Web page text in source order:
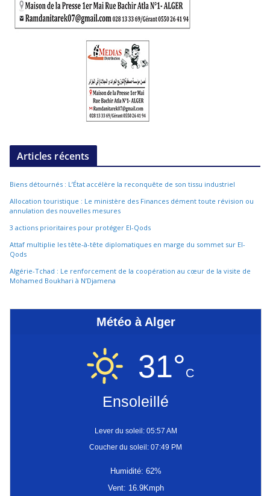
Articles récents
Biens détournés : L’État accélère la reconquête de son tissu industriel
Allocation touristique : Le ministère des Finances dément toute révision ou
annulation des nouvelles mesures
3 actions prioritaires pour protéger El-Qods
Attaf multiplie les tête-à-tête diplomatiques en marge du sommet sur El-
Qods
Algérie-Tchad : Le renforcement de la coopération au cœur de la visite de
Mohamed Boukhari à N’Djamena
Météo à Alger
31°C
Ensoleillé
Lever du soleil: 05:57 AM
Coucher du soleil: 07:49 PM
Humidité: 62%
Vent: 16.9Kmph